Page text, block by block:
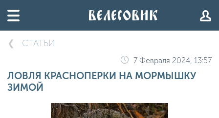
СТАТЬИ
7 Февраля 2024, 13:57
ЛОВЛЯ КРАСНОПЕРКИ НА МОРМЫШКУ
ЗИМОЙ